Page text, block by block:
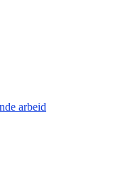
arbeid